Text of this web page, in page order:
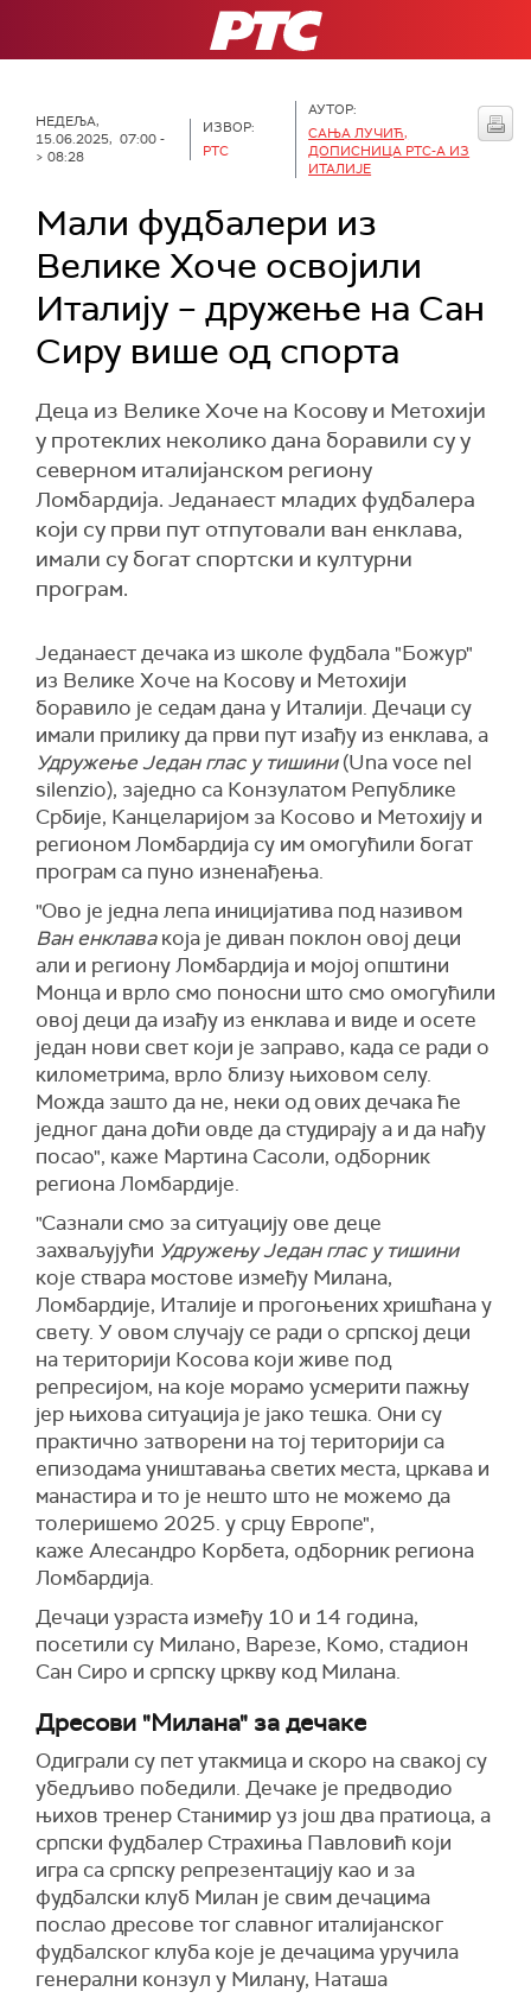
РТС
НЕДЕЉА,
15.06.2025, 07:00 -
> 08:28
ИЗВОР:
РТС
АУТОР:
САЊА ЛУЧИЋ,
ДОПИСНИЦА РТС-А ИЗ
ИТАЛИЈЕ
Мали фудбалери из
Велике Хоче освојили
Италију – дружење на Сан
Сиру више од спорта
Деца из Велике Хоче на Косову и Метохији
у протеклих неколико дана боравили су у
северном италијанском региону
Ломбардија. Једанаест младих фудбалера
који су први пут отпутовали ван енклава,
имали су богат спортски и културни
програм.
Једанаест дечака из школе фудбала "Божур"
из Велике Хоче на Косову и Метохији
боравило је седам дана у Италији. Дечаци су
имали прилику да први пут изађу из енклава, а
Удружење Један глас у тишини(Una voce nel
silenzio), заједно са Конзулатом Републике
Србије, Канцеларијом за Косово и Метохију и
регионом Ломбардија су им омогућили богат
програм са пуно изненађења.
"Ово је једна лепа иницијатива под називом
Ван енклавакоја је диван поклон овој деци
али и региону Ломбардија и мојој општини
Монца и врло смо поносни што смо омогућили
овој деци да изађу из енклава и виде и осете
један нови свет који је заправо, када се ради о
километрима, врло близу њиховом селу.
Можда зашто да не, неки од ових дечака ће
једног дана доћи овде да студирају а и да нађу
посао", каже Мартина Сасоли, одборник
региона Ломбардије.
"Сазнали смо за ситуацију ове деце
захваљујући Удружењу Један глас у тишини
које ствара мостове између Милана,
Ломбардије, Италије и прогоњених хришћана у
свету. У овом случају се ради о српској деци
на територији Косова који живе под
репресијом, на које морамо усмерити пажњу
јер њихова ситуација је јако тешка. Они су
практично затворени на тој територији са
епизодама уништавања светих места, цркава и
манастира и то је нешто што не можемо да
толеришемо 2025. у срцу Европе",
каже Алесандро Корбета, одборник региона
Ломбардија.
Дечаци узраста између 10 и 14 година,
посетили су Милано, Варезе, Комо, стадион
Сан Сиро и српску цркву код Милана.
Дресови "Милана" за дечаке
Одиграли су пет утакмица и скоро на свакој су
убедљиво победили. Дечаке је предводио
њихов тренер Станимир уз још два пратиоца, а
српски фудбалер Страхиња Павловић који
игра са српску репрезентацију као и за
фудбалски клуб Милан је свим дечацима
послао дресове тог славног италијанског
фудбалског клуба које је дечацима уручила
генерални конзул у Милану, Наташа